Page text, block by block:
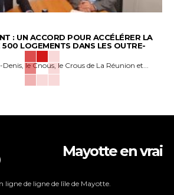
: UN ACCORD POUR ACCÉLÉRER LA
LOGEMENTS DANS LES OUTRE-
le Cnous, le Crous de La Réunion et...
Mayotte en vrai
de ligne de lîle de Mayotte.